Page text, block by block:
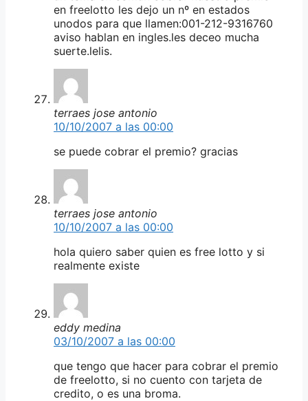
en freelotto les dejo un nº en estados
unodos para que llamen:001-212-9316760
aviso hablan en ingles.les deceo mucha
suerte.lelis.
terraes jose antonio
10/10/2007 a las 00:00
se puede cobrar el premio? gracias
terraes jose antonio
10/10/2007 a las 00:00
hola quiero saber quien es free lotto y si
realmente existe
eddy medina
03/10/2007 a las 00:00
que tengo que hacer para cobrar el premio
de freelotto, si no cuento con tarjeta de
credito, o es una broma.